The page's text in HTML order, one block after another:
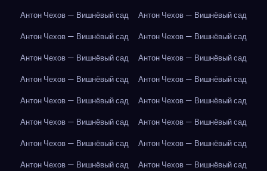
Антон Чехов — Вишнёвый сад
Антон Чехов — Вишнёвый сад
Антон Чехов — Вишнёвый сад
Антон Чехов — Вишнёвый сад
Антон Чехов — Вишнёвый сад
Антон Чехов — Вишнёвый сад
Антон Чехов — Вишнёвый сад
Антон Чехов — Вишнёвый сад
Антон Чехов — Вишнёвый сад
Антон Чехов — Вишнёвый сад
Антон Чехов — Вишнёвый сад
Антон Чехов — Вишнёвый сад
Антон Чехов — Вишнёвый сад
Антон Чехов — Вишнёвый сад
Антон Чехов — Вишнёвый сад
Антон Чехов — Вишнёвый сад